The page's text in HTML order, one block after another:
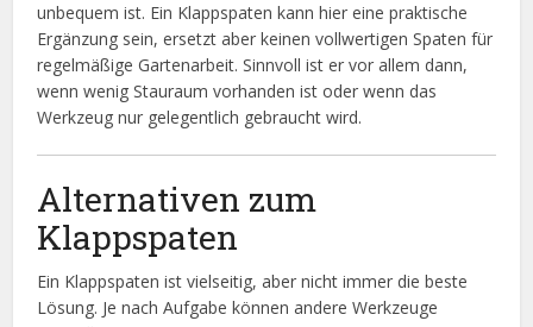
unbequem ist. Ein Klappspaten kann hier eine praktische
Ergänzung sein, ersetzt aber keinen vollwertigen Spaten für
regelmäßige Gartenarbeit. Sinnvoll ist er vor allem dann,
wenn wenig Stauraum vorhanden ist oder wenn das
Werkzeug nur gelegentlich gebraucht wird.
Alternativen zum
Klappspaten
Ein Klappspaten ist vielseitig, aber nicht immer die beste
Lösung. Je nach Aufgabe können andere Werkzeuge